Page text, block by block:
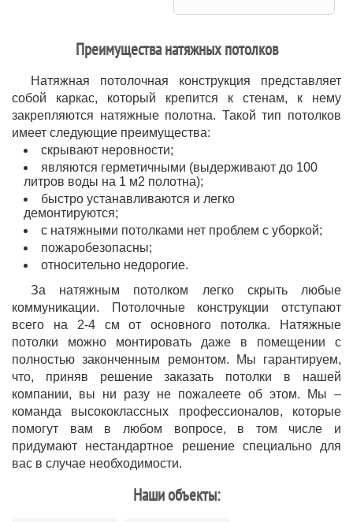
Преимущества натяжных потолков
Натяжная потолочная конструкция представляет
собой каркас, который крепится к стенам, к нему
закрепляются натяжные полотна. Такой тип потолков
имеет следующие преимущества:
скрывают неровности;
являются герметичными (выдерживают до 100
литров воды на 1 м2 полотна);
быстро устанавливаются и легко
демонтируются;
с натяжными потолками нет проблем с уборкой;
пожаробезопасны;
относительно недорогие.
За натяжным потолком легко скрыть любые
коммуникации. Потолочные конструкции отступают
всего на 2-4 см от основного потолка. Натяжные
потолки можно монтировать даже в помещении с
полностью законченным ремонтом. Мы гарантируем,
что, приняв решение заказать потолки в нашей
компании, вы ни разу не пожалеете об этом. Мы –
команда высококлассных профессионалов, которые
помогут вам в любом вопросе, в том числе и
придумают нестандартное решение специально для
вас в случае необходимости.
Наши объекты: